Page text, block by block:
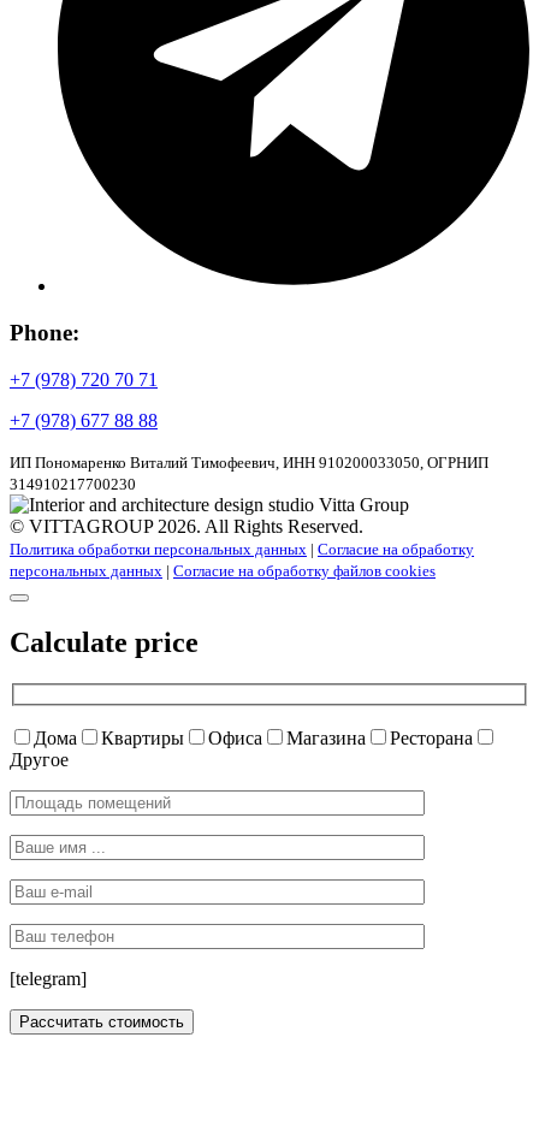
Phone:
+7 (978) 720 70 71
+7 (978) 677 88 88
ИП Пономаренко Виталий Тимофеевич, ИНН 910200033050, ОГРНИП
314910217700230
© VITTAGROUP 2026. All Rights Reserved.
Политика обработки персональных данных | Согласие на обработку
персональных данных | Согласие на обработку файлов cookies
Calculate price
Дома Квартиры Офиса Магазина
Ресторана
Другое
[telegram]